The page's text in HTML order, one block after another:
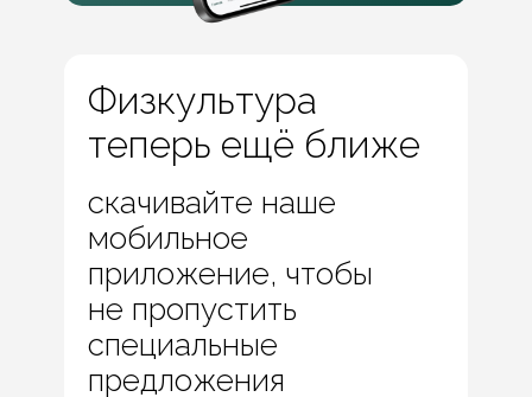
скачивайте наше
мобильное
приложение, чтобы
не пропустить
специальные
предложения
Физкультура
теперь ещё ближе